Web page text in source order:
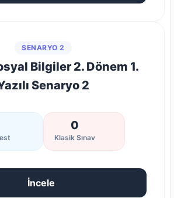
SENARYO 2
Bilgiler 2. Dönem 1.
Senaryo 2
0
Klasik Sınav
İncele